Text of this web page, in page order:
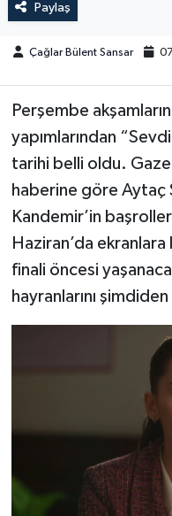
Paylaş
Çağlar Bülent Sansar
Perşembe
yapımlarından
tarihi belli oldu.
haberine göre Aytaç
Kandemir’in
Haziran’da
finali öncesi
hayranlarını